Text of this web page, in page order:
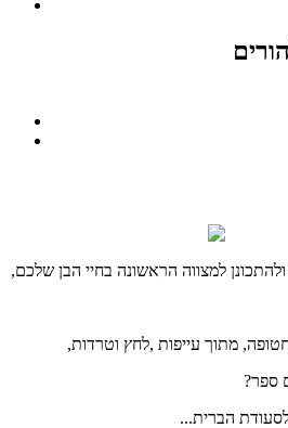
למצווה הראשונה בחיי הבן שלכם,
מתוך עייפות ,לחץ וטרדות,
ספר?
הברית...